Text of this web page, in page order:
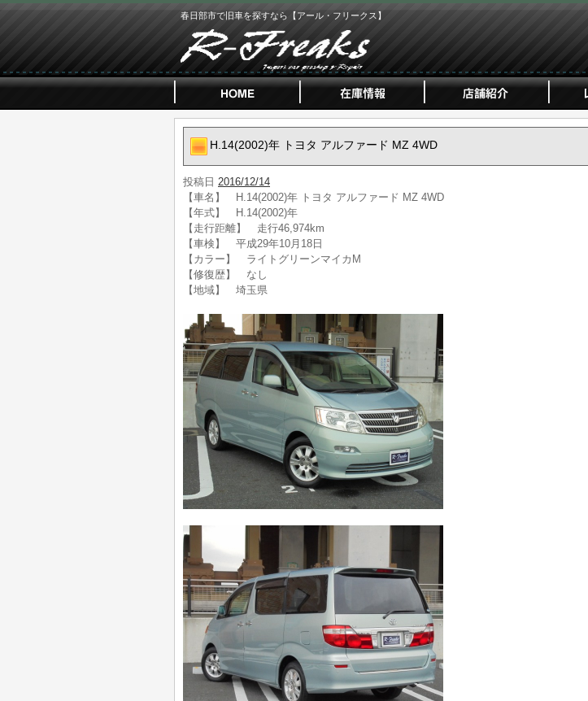
春日部市で旧車を探すなら【アール・フリークス】
H.14(2002)年 トヨタ アルファード MZ 4WD
投稿日 2016/12/14
【車名】 H.14(2002)年 トヨタ アルファード MZ 4WD
【年式】 H.14(2002)年
【走行距離】 走行46,974km
【車検】 平成29年10月18日
【カラー】 ライトグリーンマイカM
【修復歴】 なし
【地域】 埼玉県